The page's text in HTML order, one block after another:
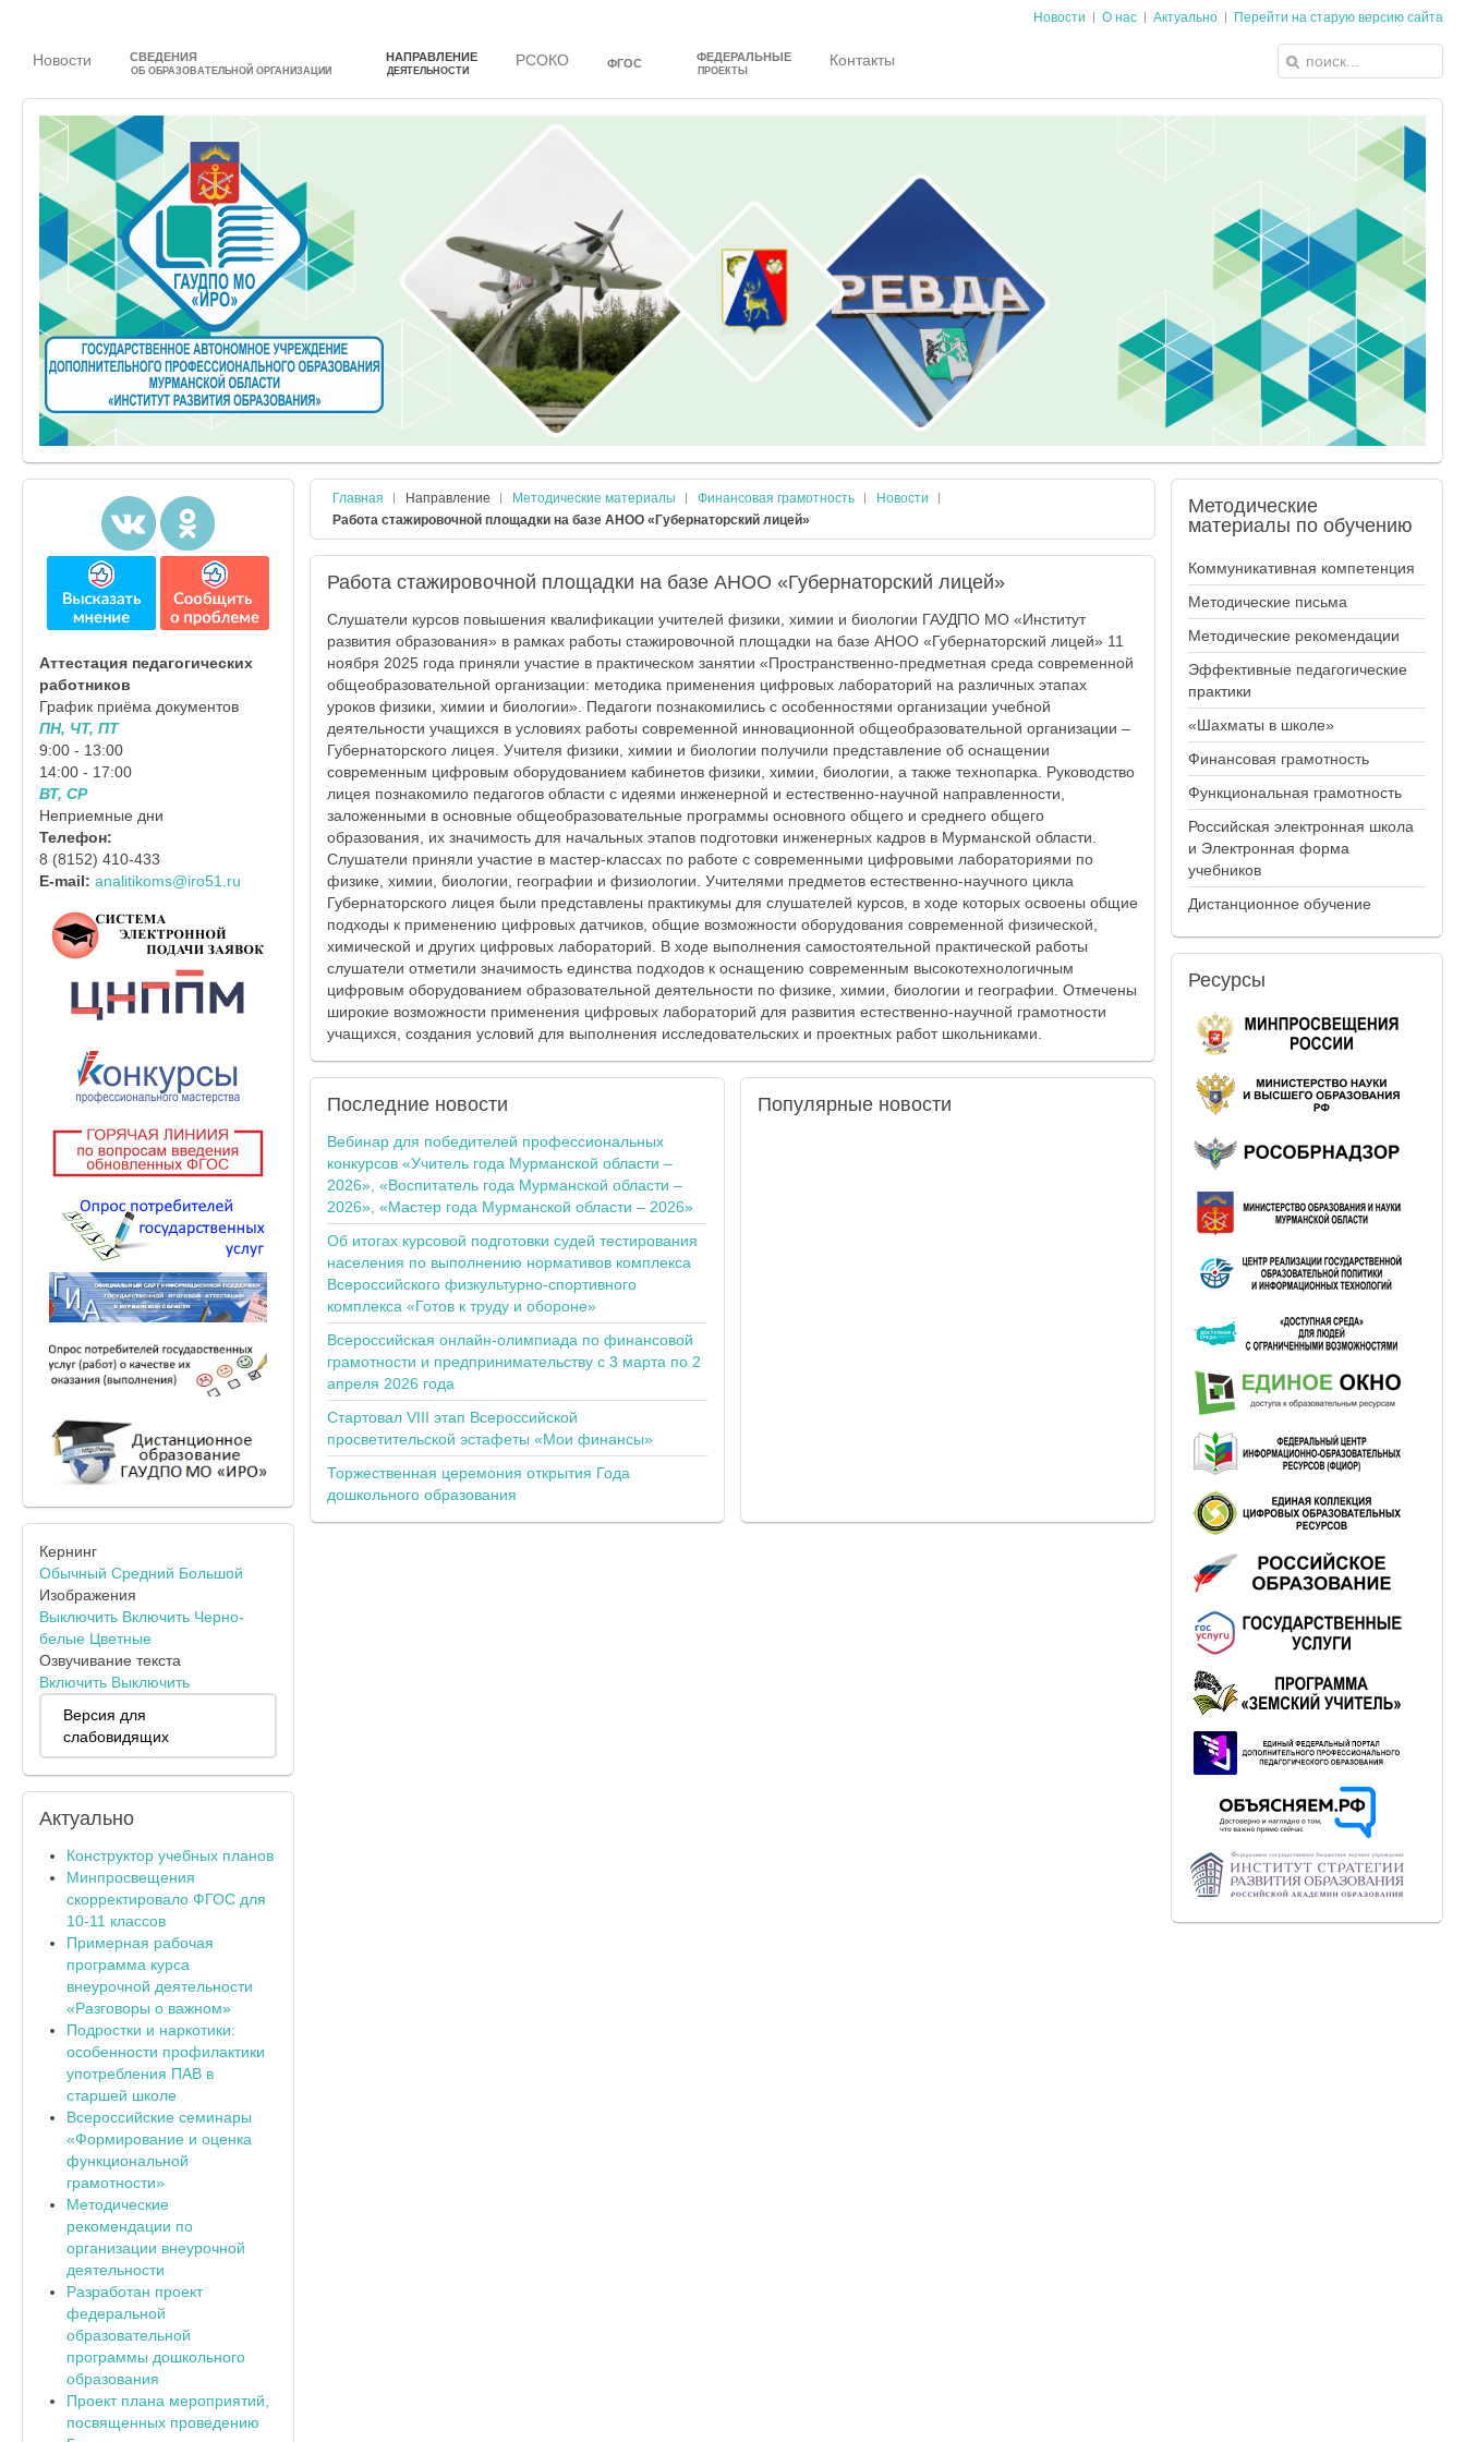
Новости О нас Актуально Перейти на старую версию сайта
Новости СВЕДЕНИЯ
ОБ ОБРАЗОВАТЕЛЬНОЙ ОРГАНИЗАЦИИ
НАПРАВЛЕНИЕ
ДЕЯТЕЛЬНОСТИ
РСОКО ФГОС ФЕДЕРАЛЬНЫЕ
ПРОЕКТЫ
Контакты
Главная Направление Методические материалы Финансовая грамотность
Новости
Работа стажировочной площадки на базе АНОО «Губернаторский лицей»
Работа стажировочной площадки на базе АНОО «Губернаторский лицей»
Слушатели курсов повышения квалификации учителей физики, химии и биологии ГАУДПО МО «Институт
развития образования» в рамках работы стажировочной площадки на базе АНОО «Губернаторский лицей» 11
ноября 2025 года приняли участие в практическом занятии «Пространственно-предметная среда современной
общеобразовательной организации: методика применения цифровых лабораторий на различных этапах
уроков физики, химии и биологии». Педагоги познакомились с особенностями организации учебной
деятельности учащихся в условиях работы современной инновационной общеобразовательной организации –
Губернаторского лицея. Учителя физики, химии и биологии получили представление об оснащении
современным цифровым оборудованием кабинетов физики, химии, биологии, а также технопарка. Руководство
лицея познакомило педагогов области с идеями инженерной и естественно-научной направленности,
заложенными в основные общеобразовательные программы основного общего и среднего общего
образования, их значимость для начальных этапов подготовки инженерных кадров в Мурманской области.
Слушатели приняли участие в мастер-классах по работе с современными цифровыми лабораториями по
физике, химии, биологии, географии и физиологии. Учителями предметов естественно-научного цикла
Губернаторского лицея были представлены практикумы для слушателей курсов, в ходе которых освоены общие
подходы к применению цифровых датчиков, общие возможности оборудования современной физической,
химической и других цифровых лабораторий. В ходе выполнения самостоятельной практической работы
слушатели отметили значимость единства подходов к оснащению современным высокотехнологичным
цифровым оборудованием образовательной деятельности по физике, химии, биологии и географии. Отмечены
широкие возможности применения цифровых лабораторий для развития естественно-научной грамотности
учащихся, создания условий для выполнения исследовательских и проектных работ школьниками.
Последниеновости
Вебинар для победителей профессиональных
конкурсов «Учитель года Мурманской области –
2026», «Воспитатель года Мурманской области –
2026», «Мастер года Мурманской области – 2026»
Об итогах курсовой подготовки судей тестирования
населения по выполнению нормативов комплекса
Всероссийского физкультурно-спортивного
комплекса «Готов к труду и обороне»
Всероссийская онлайн-олимпиада по финансовой
грамотности и предпринимательству с 3 марта по 2
апреля 2026 года
Стартовал VIII этап Всероссийской
просветительской эстафеты «Мои финансы»
Торжественная церемония открытия Года
дошкольного образования
Популярныеновости
Аттестация педагогических
работников
График приёма документов
ПН, ЧТ, ПТ
9:00 - 13:00
14:00 - 17:00
ВТ, СР
Неприемные дни
Телефон:
8 (8152) 410-433
E-mail: analitikoms@iro51.ru
Кернинг
Обычный Средний Большой
Изображения
Выключить Включить Черно-
белые Цветные
Озвучивание текста
Включить Выключить
Версия для
слабовидящих
Актуально
Конструктор учебных планов
Минпросвещения
скорректировало ФГОС для
10-11 классов
Примерная рабочая
программа курса
внеурочной деятельности
«Разговоры о важном»
Подростки и наркотики:
особенности профилактики
употребления ПАВ в
старшей школе
Всероссийские семинары
«Формирование и оценка
функциональной
грамотности»
Методические
рекомендации по
организации внеурочной
деятельности
Разработан проект
федеральной
образовательной
программы дошкольного
образования
Проект плана мероприятий,
посвященных проведению
Методические
материалы по обучению
Коммуникативная компетенция
Методические письма
Методические рекомендации
Эффективные педагогические
практики
«Шахматы в школе»
Финансовая грамотность
Функциональная грамотность
Российская электронная школа
и Электронная форма
учебников
Дистанционное обучение
Ресурсы